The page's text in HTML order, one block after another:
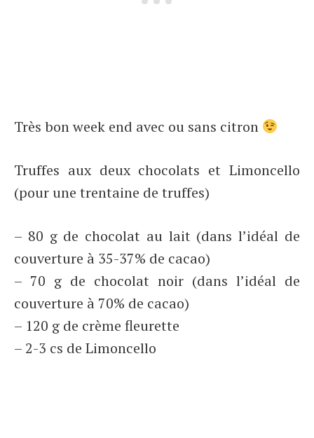
Très bon week end avec ou sans citron
Truffes aux deux chocolats et Limoncello
(pour une trentaine de truffes)
– 80 g de chocolat au lait (dans l’idéal de
couverture à 35-37% de cacao)
– 70 g de chocolat noir (dans l’idéal de
couverture à 70% de cacao)
– 120 g de crème fleurette
– 2-3 cs de Limoncello